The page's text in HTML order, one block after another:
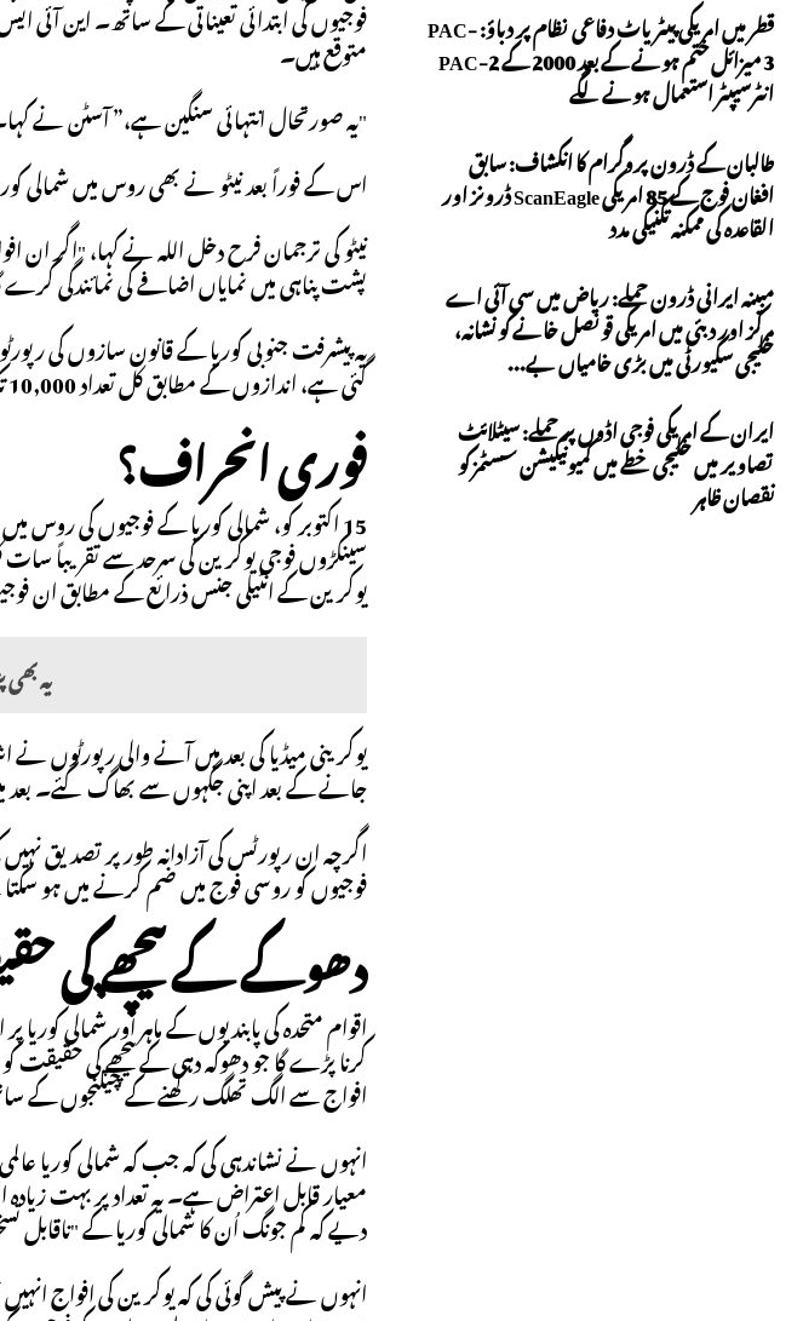
قطر میں امریکی پیٹریاٹ دفاعی نظام پر دباؤ: PAC-
3 میزائل ختم ہونے کے بعد 2000 کے PAC-2
انٹرسیپٹر استعمال ہونے لگے
طالبان کے ڈرون پروگرام کا انکشاف: سابق
افغان فوج کے 85 امریکی ScanEagle ڈرونز اور
القاعدہ کی ممکنہ تکنیکی مدد
مبینہ ایرانی ڈرون حملے: ریاض میں سی آئی اے
مرکز اور دبئی میں امریکی قونصل خانے کو نشانہ،
خلیجی سکیورٹی میں بڑی خامیاں بے...
ایران کے امریکی فوجی اڈوں پر حملے: سیٹلائٹ
تصاویر میں خلیجی خطے میں کمیونیکیشن سسٹمز کو
نقصان ظاہر
متوقع ہیں۔
"یہ صورتحال انتہائی سنگین ہے،” آسٹن نے
اس کے فوراً بعد نیٹو نے بھی روس میں شمالی
نیٹو کی ترجمان فرح دخل اللہ نے کہا، "اگر ان
پشت پناہی میں نمایاں اضافے کی نمائندگی
گئی ہے، اندازوں کے مطابق کل تعداد 10,000 تک پہنچ سکتی ہے۔
فوری انحراف؟
سینکڑوں فوجی یوکرین کی سرحد سے تقریباً
یوکرین کے انٹیلی جنس ذرائع کے مطابق ان فوجیوں میں سے 18 نے پہلے ہی
یہ
یوکرینی میڈیا کی بعد میں آنے والی رپورٹوں
جانے کے بعد اپنی جگہوں سے بھاگ گئے۔ بعد
اگرچہ ان رپورٹس کی آزادانہ طور پر تصدیق
فوجیوں کو روسی فوج میں ضم کرنے میں ہو
دھوکے کے پیچھے کی
اقوام متحدہ کی پابندیوں کے ماہر اور شمالی
کرنا پڑے گا جو دھوکہ دہی کے پیچھے کی حقیقت
افواج سے الگ تھلگ رکھنے کے چیلنجوں کے
انہوں نے نشاندہی کی کہ جب کہ شمالی کوریا
معیار قابل اعتراض ہے۔ یہ تعداد پر بہت
دیے کہ کم جونگ اُن کا شمالی کوریا کے "ناقابل
انہوں نے پیش گوئی کی کہ یوکرین کی افواج